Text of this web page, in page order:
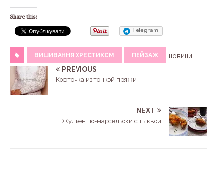
Share this:
Telegram
ВИШИВАННЯ ХРЕСТИКОМ ПЕЙЗАЖ
новини
PREVIOUS
Кофточка из тонкой пряжи
NEXT
Жульен по-марсельски с тыквой